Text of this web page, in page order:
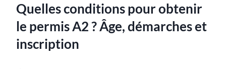
Quelles conditions pour obtenir
le permis A2 ? Âge, démarches et
inscription